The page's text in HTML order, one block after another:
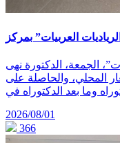
الجمعة، الدكتورة نهى
المحلي، والحاصلة على
2026/08/01
366